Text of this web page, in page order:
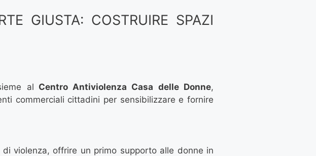
GIUSTA: COSTRUIRE SPAZI
al Centro Antiviolenza Casa delle Donne,
commerciali cittadini per sensibilizzare e fornire
violenza, offrire un primo supporto alle donne in